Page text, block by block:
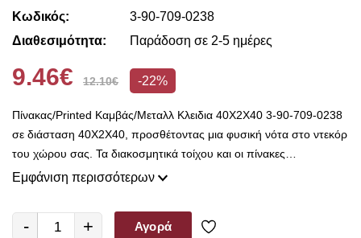
Κωδικός:
3-90-709-0238
Διαθεσιμότητα:
Παράδοση σε 2-5 ημέρες
9.46€ 12.10€ -22%
Πίνακας/Printed Καμβάς/Μεταλλ Κλειδια 40Χ2Χ40 3-90-709-0238
σε διάσταση 40Χ2Χ40, προσθέτοντας μια φυσική νότα στο ντεκόρ
του χώρου σας. Τα διακοσμητικά τοίχου και οι πίνακες
ζωγραφικής, εκφράζουν καλλιτεχνικές ανησυχίες για μικρούς και
αισθητική του χώρου στον οποίο τοποθετούνται. Επίσης,
αποτελούν μια εύκολη λύση, για να γεμίσετε τους τοίχους σας
Εμφάνιση περισσότερων
- + Αγορά